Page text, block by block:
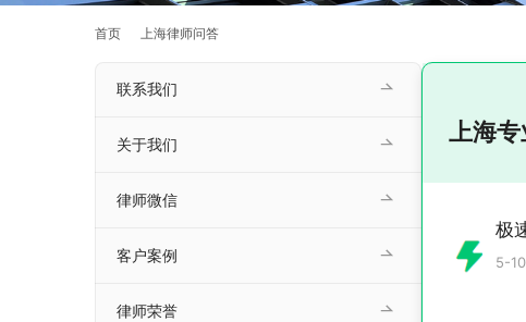
首页 上海律师问答
上海
极
5-
联系我们
关于我们
律师微信
客户案例
律师荣誉